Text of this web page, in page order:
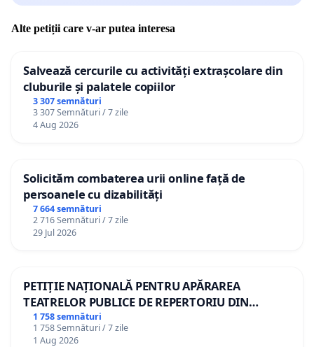
Alte petiții care v-ar putea interesa
Salvează cercurile cu activități extrașcolare din
cluburile și palatele copiilor
3 307 semnături
3 307 Semnături / 7 zile
4 Aug 2026
Solicităm combaterea urii online față de
persoanele cu dizabilități
7 664 semnături
2 716 Semnături / 7 zile
29 Jul 2026
PETIȚIE NAȚIONALĂ PENTRU APĂRAREA
TEATRELOR PUBLICE DE REPERTORIU DIN
ROMÂNIA
1 758 semnături
1 758 Semnături / 7 zile
1 Aug 2026